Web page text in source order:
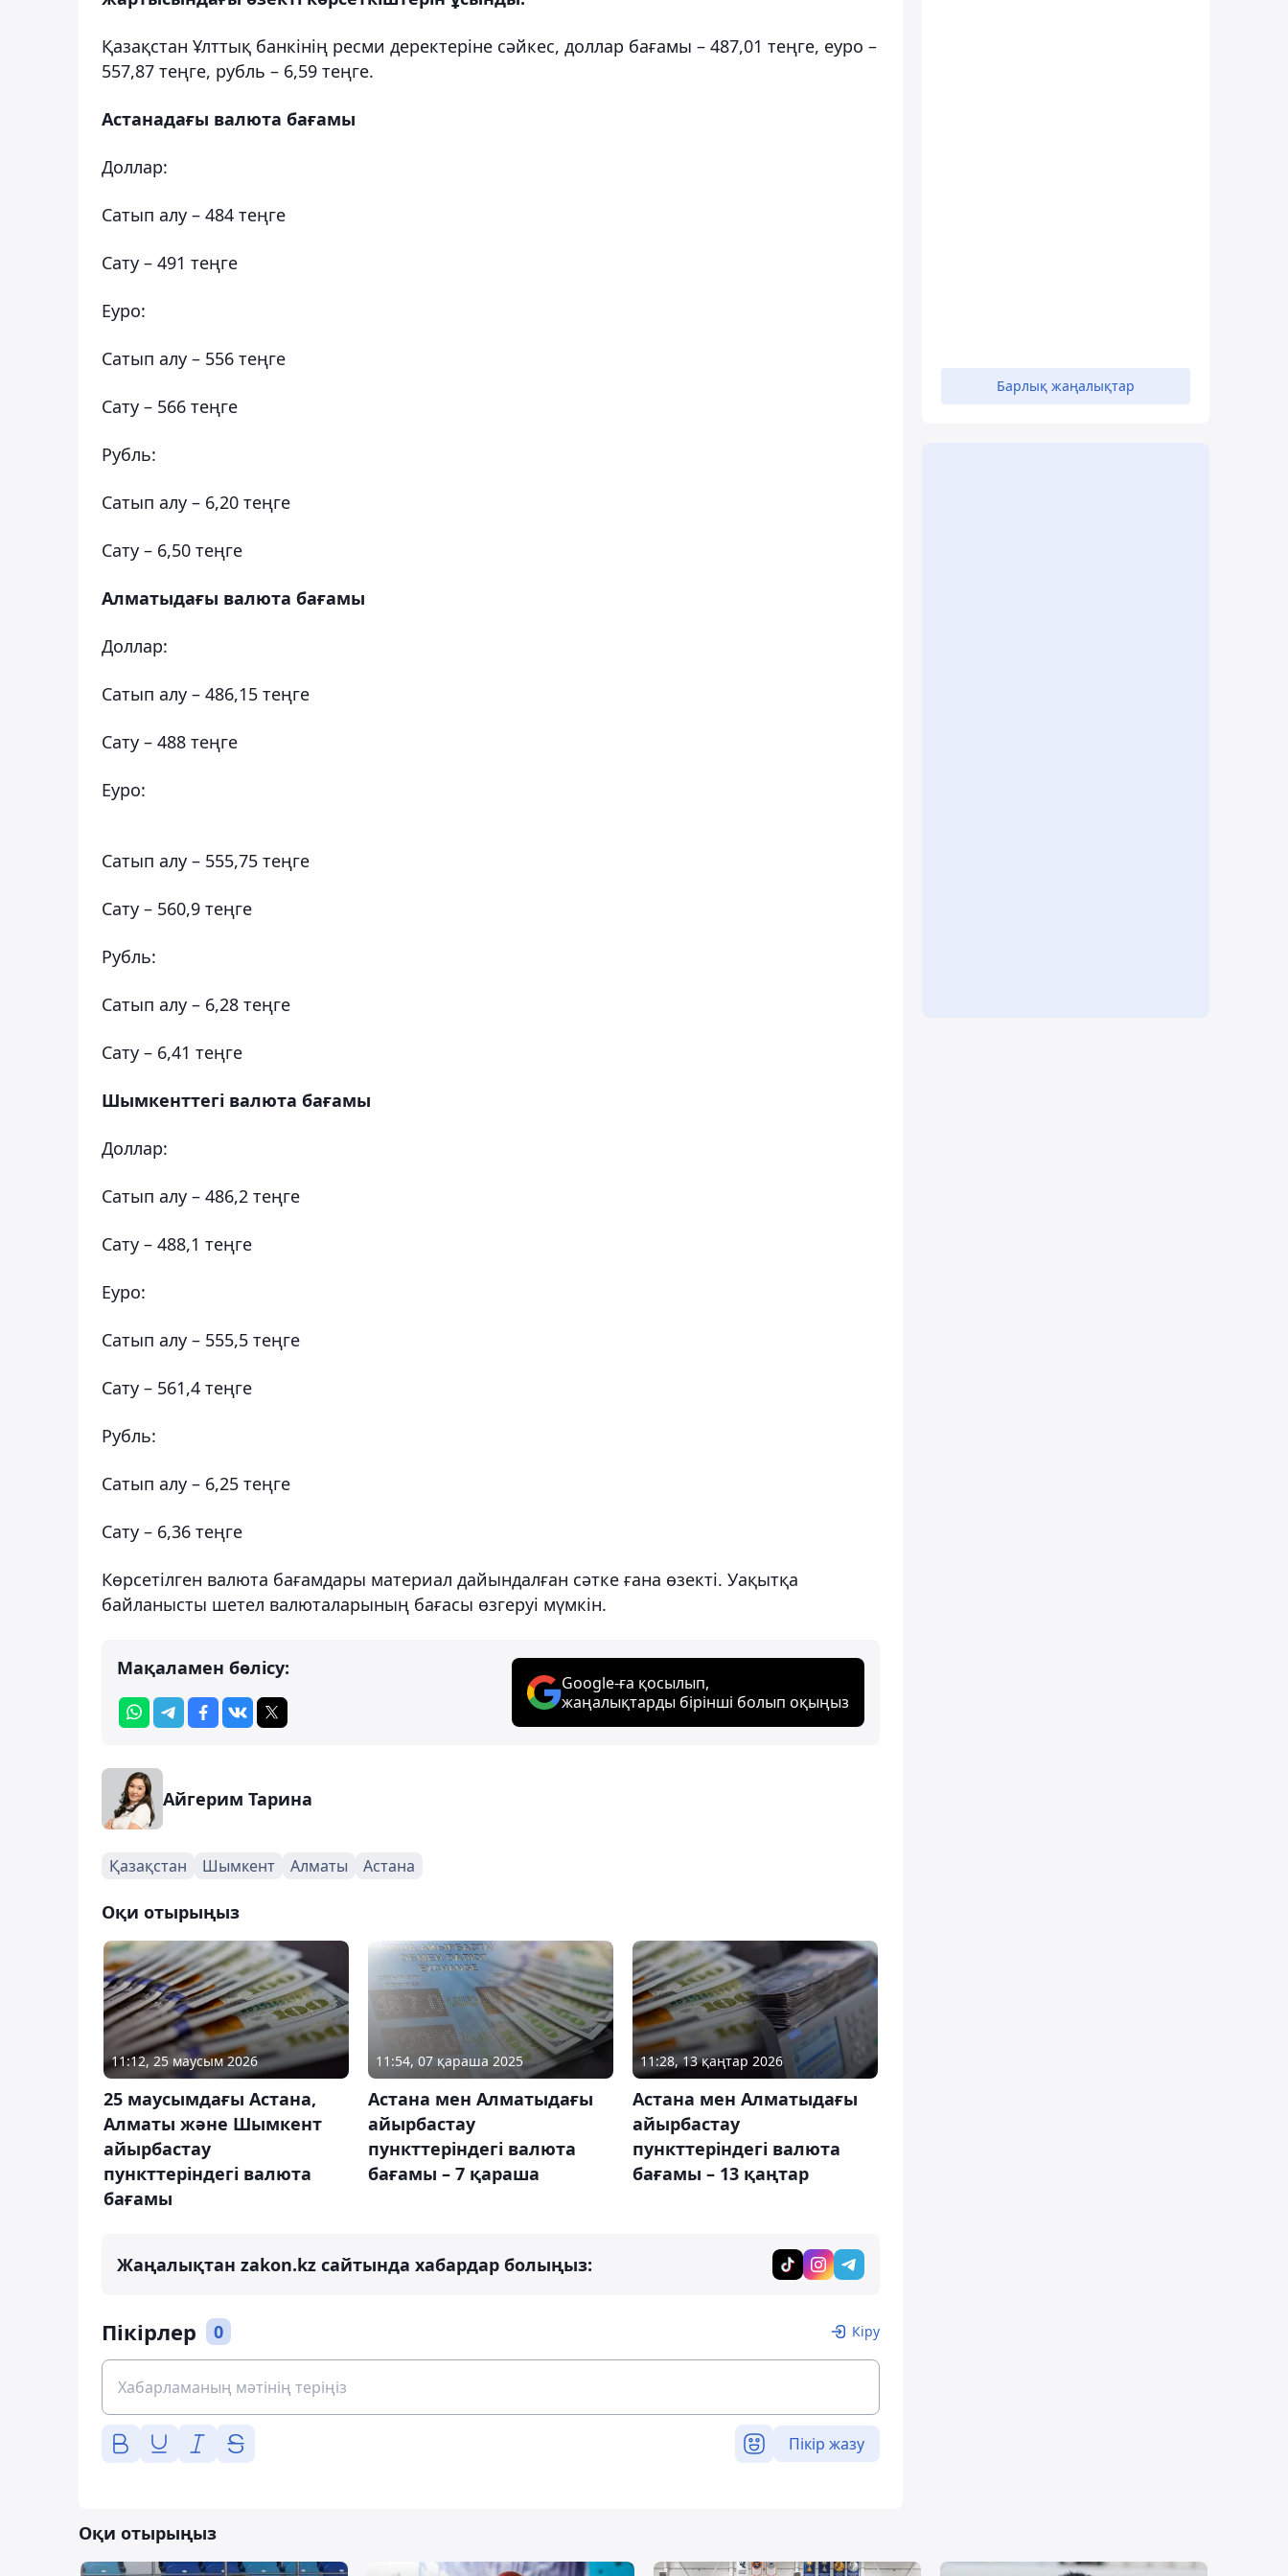
Қазақстан Ұлттық банкінің ресми деректеріне сәйкес, доллар бағамы – 487,01 теңге, еуро –
557,87 теңге, рубль – 6,59 теңге.
Астанадағы валюта бағамы
Доллар:
Сатып алу – 484 теңге
Сату – 491 теңге
Еуро:
Сатып алу – 556 теңге
Сату – 566 теңге
Рубль:
Сатып алу – 6,20 теңге
Сату – 6,50 теңге
Алматыдағы валюта бағамы
Доллар:
Сатып алу – 486,15 теңге
Сату – 488 теңге
Еуро:
Сатып алу – 555,75 теңге
Сату – 560,9 теңге
Рубль:
Сатып алу – 6,28 теңге
Сату – 6,41 теңге
Шымкенттегі валюта бағамы
Доллар:
Сатып алу – 486,2 теңге
Сату – 488,1 теңге
Еуро:
Сатып алу – 555,5 теңге
Сату – 561,4 теңге
Рубль:
Сатып алу – 6,25 теңге
Сату – 6,36 теңге
Көрсетілген валюта бағамдары материал дайындалған сәтке ғана өзекті. Уақытқа
байланысты шетел валюталарының бағасы өзгеруі мүмкін.
Мақаламен бөлісу:
Google-ға қосылып,
жаңалықтарды бірінші болып оқыңыз
Айгерим Тарина
Қазақстан Шымкент Алматы Астана
Оқи отырыңыз
11:12, 25 маусым 2026
25 маусымдағы Астана,
Алматы және Шымкент
айырбастау
пункттеріндегі валюта
бағамы
11:54, 07 қараша 2025
Астана мен Алматыдағы
айырбастау
пункттеріндегі валюта
бағамы – 7 қараша
11:28, 13 қаңтар 2026
Астана мен Алматыдағы
айырбастау
пункттеріндегі валюта
бағамы – 13 қаңтар
Жаңалықтан zakon.kz сайтында хабардар болыңыз:
Пікірлер 0 Кіру
Пікір жазу
Барлық жаңалықтар
Оқи отырыңыз